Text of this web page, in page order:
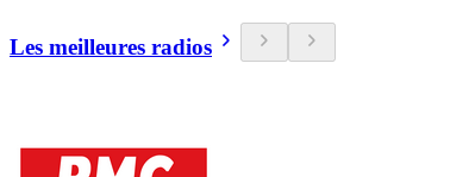
Les meilleures radios